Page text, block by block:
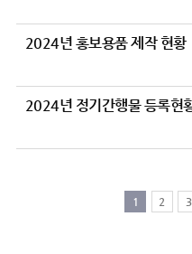
2024년 홍보용품 제작 현황
2024년 정기간행물 등록현
1 2 3